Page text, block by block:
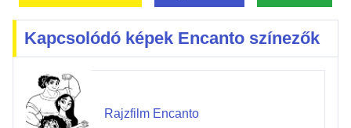
Kapcsolódó képek Encanto színezők
Rajzfilm Encanto